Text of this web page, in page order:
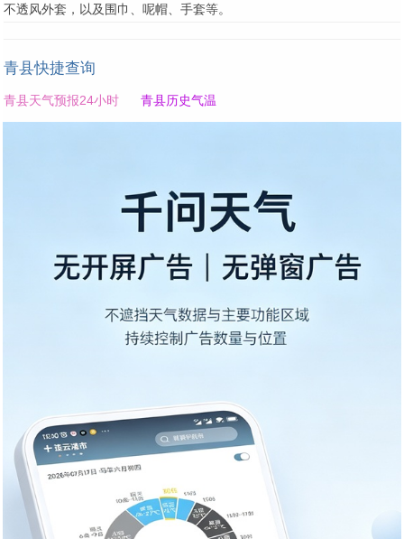
不透风外套，以及围巾、呢帽、手套等。
青县快捷查询
青县天气预报24小时 青县历史气温